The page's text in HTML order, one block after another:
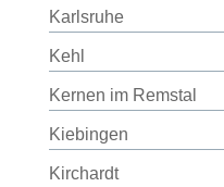
Karlsruhe
Kehl
Kernen im Remstal
Kiebingen
Kirchardt